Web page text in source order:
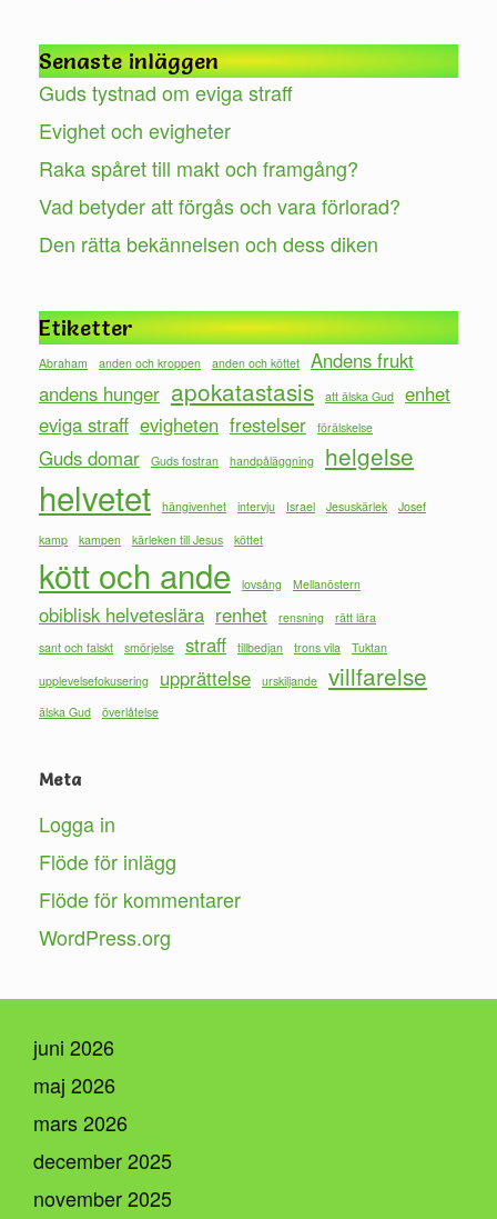
Senaste inläggen
Guds tystnad om eviga straff
Evighet och evigheter
Raka spåret till makt och framgång?
Vad betyder att förgås och vara förlorad?
Den rätta bekännelsen och dess diken
Etiketter
Abraham anden och kroppen anden och köttet
Andens frukt
andens hunger apokatastasis att älska Gud
enhet
eviga straff evigheten frestelser förälskelse
Guds domar Guds fostran handpåläggning helgelse
helvetet hängivenhet intervju Israel Jesuskärlek
Josef
kamp
kampen kärleken till Jesus köttet
kött och ande lovsång Mellanöstern
obiblisk helveteslära renhet rensning
rätt lära
sant och falskt
smörjelse straff tillbedjan trons vila
Tuktan
upplevelsefokusering
upprättelse urskiljande villfarelse
älska Gud överlåtelse
Meta
Logga in
Flöde för inlägg
Flöde för kommentarer
WordPress.org
juni 2026
maj 2026
mars 2026
december 2025
november 2025